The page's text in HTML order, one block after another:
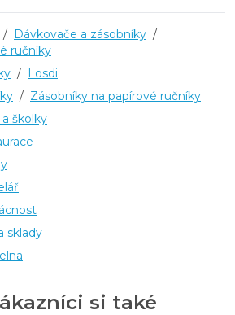
/ Dávkovače a zásobníky /
ručníky
/ Losdi
/ Zásobníky na papírové ručníky
školky
sklady
si také